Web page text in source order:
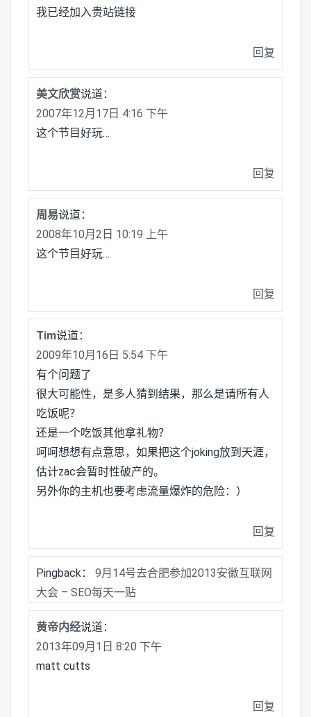
我已经加入贵站链接
回复
美文欣赏说道：
2007年12月17日 4:16 下午
这个节目好玩…
回复
周易说道：
2008年10月2日 10:19 上午
这个节目好玩…
回复
Tim说道：
2009年10月16日 5:54 下午
有个问题了
很大可能性，是多人猜到结果，那么是请所有人
吃饭呢？
还是一个吃饭其他拿礼物？
呵呵想想有点意思，如果把这个joking放到天涯，
估计zac会暂时性破产的。
另外你的主机也要考虑流量爆炸的危险：）
回复
Pingback： 9月14号去合肥参加2013安徽互联网
大会 – SEO每天一贴
黄帝内经说道：
2013年09月1日 8:20 下午
matt cutts
回复